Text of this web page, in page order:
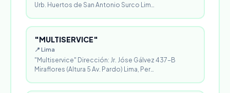
Urb. Huertos de San Antonio Surco Lim…
"MULTISERVICE"
📍 Lima
"Multiservice" Dirección: Jr. Jóse Gálvez 437-B
Miraflores (Altura 5 Av. Pardo) Lima, Per…